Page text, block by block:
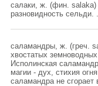
салаки, ж. (фин.
разновидность сельди.
саламандры, ж. (греч.
хвостатых
Исполинская
магии - дух, стихия
саламандра не сгорает